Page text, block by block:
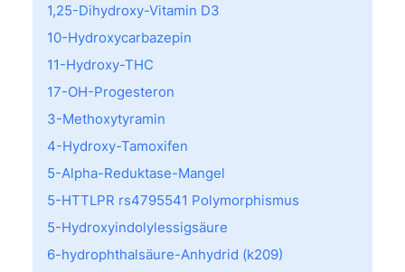
1,25-Dihydroxy-Vitamin D3
10-Hydroxycarbazepin
11-Hydroxy-THC
17-OH-Progesteron
3-Methoxytyramin
4-Hydroxy-Tamoxifen
5-Alpha-Reduktase-Mangel
5-HTTLPR rs4795541 Polymorphismus
5-Hydroxyindolylessigsäure
6-hydrophthalsäure-Anhydrid (k209)